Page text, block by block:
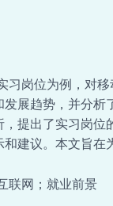
习岗位为例，对
展趋势，并分
提出了实习岗
建议。本文旨在
联网；就业前景